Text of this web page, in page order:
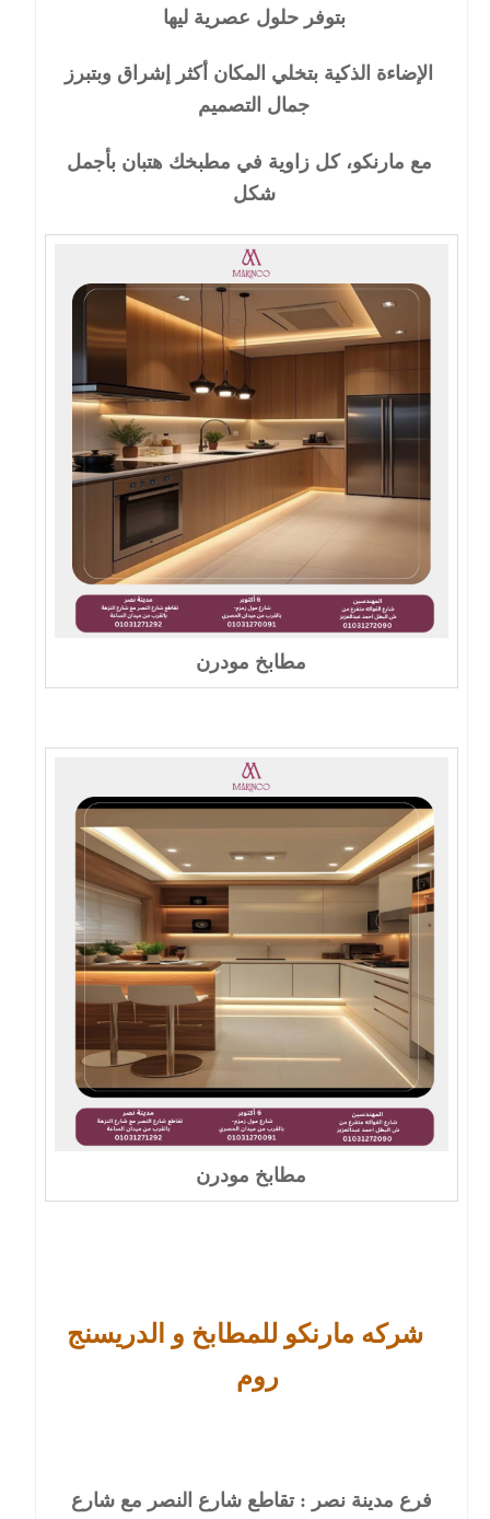
بتوفر حلول عصرية ليها
الإضاءة الذكية بتخلي المكان أكثر إشراق وبتبرز
جمال التصميم
مع مارنكو، كل زاوية في مطبخك هتبان بأجمل
شكل
مطابخ مودرن
مطابخ مودرن
شركه مارنكو للمطابخ و الدريسنج
روم
فرع مدينة نصر :تقاطع شارع النصر مع شارع